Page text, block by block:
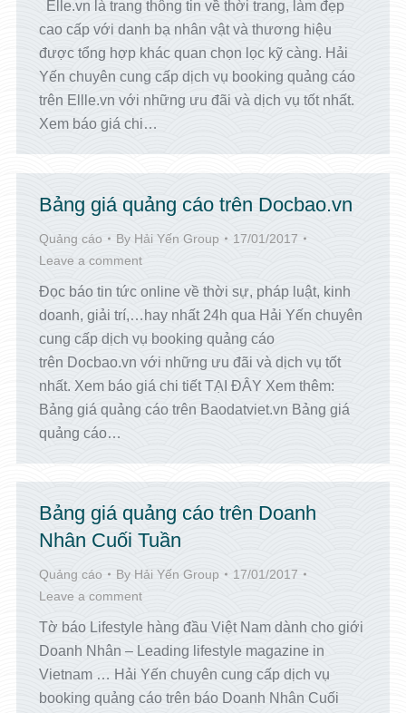
Elle.vn là trang thông tin về thời trang, làm đẹp
cao cấp với danh bạ nhân vật và thương hiệu
được tổng hợp khác quan chọn lọc kỹ càng. Hải
Yến chuyên cung cấp dịch vụ booking quảng cáo
trên Ellle.vn với những ưu đãi và dịch vụ tốt nhất.
Xem báo giá chi…
Bảng giá quảng cáo trên Docbao.vn
Quảng cáo By Hải Yến Group
17/01/2017
Leave a comment
Đọc báo tin tức online về thời sự, pháp luật, kinh
doanh, giải trí,…hay nhất 24h qua Hải Yến chuyên
cung cấp dịch vụ booking quảng cáo
trên Docbao.vn với những ưu đãi và dịch vụ tốt
nhất. Xem báo giá chi tiết TẠI ĐÂY Xem thêm:
Bảng giá quảng cáo trên Baodatviet.vn Bảng giá
quảng cáo…
Bảng giá quảng cáo trên Doanh
Nhân Cuối Tuần
Quảng cáo By Hải Yến Group
17/01/2017
Leave a comment
Tờ báo Lifestyle hàng đầu Việt Nam dành cho giới
Doanh Nhân – Leading lifestyle magazine in
Vietnam … Hải Yến chuyên cung cấp dịch vụ
booking quảng cáo trên báo Doanh Nhân Cuối